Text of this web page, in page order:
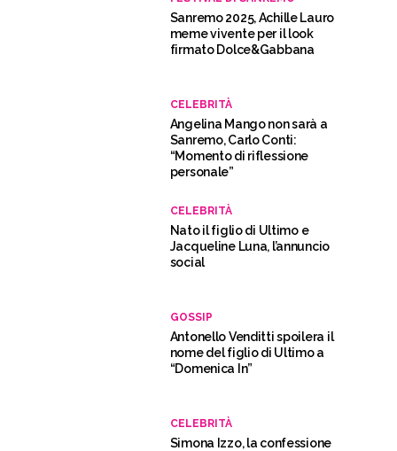
Sanremo 2025, Achille Lauro
meme vivente per il look
firmato Dolce&Gabbana
CELEBRITÀ
Angelina Mango non sarà a
Sanremo, Carlo Conti:
“Momento di riflessione
personale”
CELEBRITÀ
Nato il figlio di Ultimo e
Jacqueline Luna, l’annuncio
social
GOSSIP
Antonello Venditti spoilera il
nome del figlio di Ultimo a
“Domenica In”
CELEBRITÀ
Simona Izzo, la confessione